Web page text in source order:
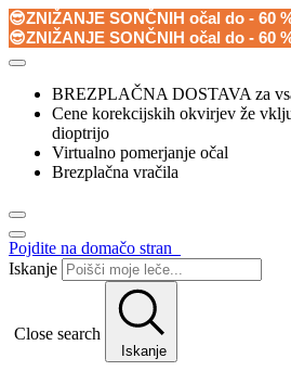
😎ZNIŽANJE SONČNIH očal do - 60
😎ZNIŽANJE SONČNIH očal do - 60
BREZPLAČNA DOSTAVA za
Cene korekcijskih okvirjev že
dioptrijo
Virtualno pomerjanje očal
Brezplačna vračila
Pojdite na domačo stran
Iskanje
Close search
Iskanje